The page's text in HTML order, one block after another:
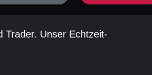
Trader. Unser Echtzeit-